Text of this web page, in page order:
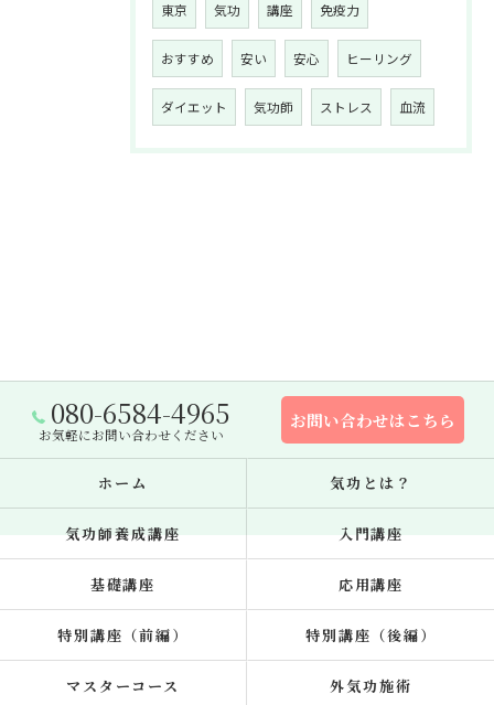
東京 気功 講座 免疫力
おすすめ 安い 安心 ヒーリング
ダイエット 気功師 ストレス 血流
080-6584-4965
お気軽にお問い合わせください
お問い合わせはこちら
ホーム 気功とは？
気功師養成講座 入門講座
基礎講座 応用講座
特別講座（前編） 特別講座（後編）
マスターコース 外気功施術